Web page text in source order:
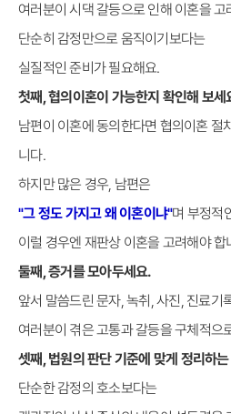
여러분이 시댁 갈등으로 인해 이혼을 고
단순히 감정만으로 움직이기보다는
실질적인 준비가 필요해요.
첫째, 협의이혼이 가능한지 확인해 보세
남편이 이혼에 동의한다면 협의이혼 절
니다.
하지만 많은 경우, 남편은
"그 정도 가지고 왜 이혼이냐"며 부정적
이럴 경우엔 재판상 이혼을 고려해야 합
둘째, 증거를 모아두세요.
앞서 말씀드린 문자, 녹취, 사진, 진료기
여러분이 겪은 고통과 갈등을 구체적으
셋째, 법원의 판단 기준에 맞게 정리하
단순한 감정의 호소보다는